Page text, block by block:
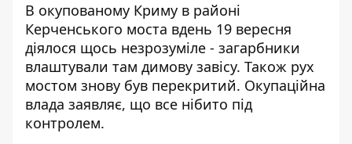
В окупованому Криму в районі
Керченського моста вдень 19 вересня
діялося щось незрозуміле - загарбники
влаштували там димову завісу. Також рух
мостом знову був перекритий. Окупаційна
влада заявляє, що все нібито під
контролем.